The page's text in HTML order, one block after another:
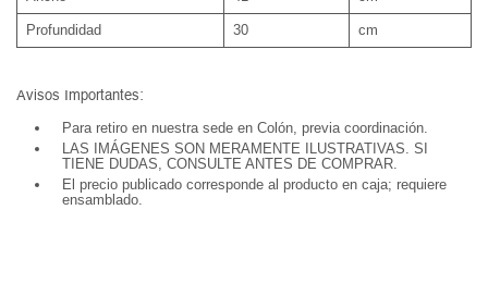
Profundidad 30 cm
Avisos Importantes:
Para retiro en nuestra sede en Colón, previa coordinación.
LAS IMÁGENES SON MERAMENTE ILUSTRATIVAS. SI
TIENE DUDAS, CONSULTE ANTES DE COMPRAR.
El precio publicado corresponde al producto en caja; requiere
ensamblado.